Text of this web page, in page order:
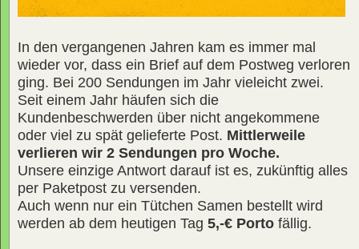
In den vergangenen Jahren kam es immer mal
wieder vor, dass ein Brief auf dem Postweg verloren
ging. Bei 200 Sendungen im Jahr vieleicht zwei.
Seit einem Jahr häufen sich die
Kundenbeschwerden über nicht angekommene
oder viel zu spät gelieferte Post. Mittlerweile
verlieren wir 2 Sendungen pro Woche.
Unsere einzige Antwort darauf ist es, zukünftig alles
per Paketpost zu versenden.
Auch wenn nur ein Tütchen Samen bestellt wird
werden ab dem heutigen Tag 5,-€ Porto fällig.